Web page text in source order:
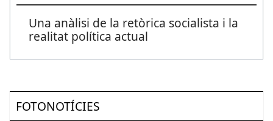
Una anàlisi de la retòrica socialista i la
realitat política actual
FOTONOTÍCIES